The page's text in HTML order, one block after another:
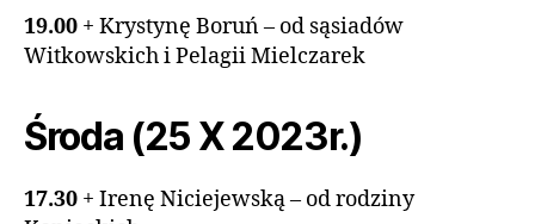
19.00 + Krystynę Boruń – od sąsiadów
Witkowskich i Pelagii Mielczarek
Środa (25 X 2023r.)
17.30 + Irenę Niciejewską – od rodziny